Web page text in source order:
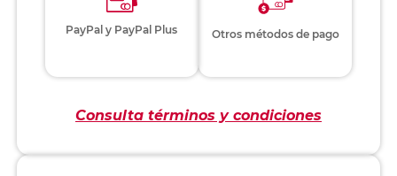
PayPal y PayPal Plus Otros métodos de pago
Consulta términos y condiciones